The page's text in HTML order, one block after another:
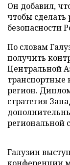
Он добавил,
чтобы сделать
безопасности
По словам
получить
Центральной
транспортные
регион.
стратегия
региональной
Галузин